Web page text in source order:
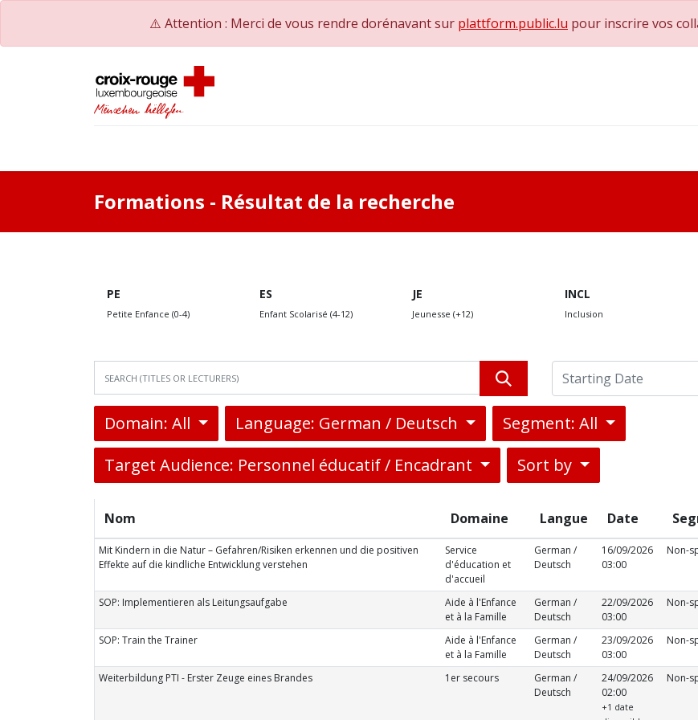
⚠️ Attention : Merci de vous rendre dorénavant sur plattform.public.lu pour inscrire vos
Formations - Résultat de la recherche
PE
Petite Enfance (0-4)
ES
Enfant Scolarisé (4-12)
JE
Jeunesse (+12)
INCL
Inclusion
Domain: All Language: German / Deutsch
Segment: All
Target Audience: Personnel éducatif / Encadrant
Sort by
Nom Domaine Langue Date
Mit Kindern in die Natur – Gefahren/Risiken erkennen und die positiven
Effekte auf die kindliche Entwicklung verstehen
Service
d'éducation et
d'accueil
German /
Deutsch
16/09/2026
03:00
Non-
SOP: Implementieren als Leitungsaufgabe
Aide à l'Enfance
et à la Famille
German /
Deutsch
22/09/2026
03:00
Non-
SOP: Train the Trainer
Aide à l'Enfance
et à la Famille
German /
Deutsch
23/09/2026
03:00
Non-
Weiterbildung PTI - Erster Zeuge eines Brandes 1er secours
German /
Deutsch
24/09/2026
02:00
+1 date
Non-